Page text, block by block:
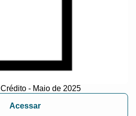
- Maio de 2025
Acessar